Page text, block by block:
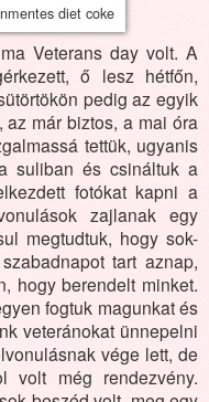
diet coke
Veterans day volt. A
ő lesz hétfőn,
pedig az egyik
az már biztos, a mai óra
tettük, ugyanis
suliban és csináltuk a
fotókat kapni a
zajlanak egy
megtudtuk, hogy sok-
tart aznap,
hogy berendelt minket.
fogtuk magunkat és
veteránokat ünnepelni
vége lett, de
volt még rendezvény.